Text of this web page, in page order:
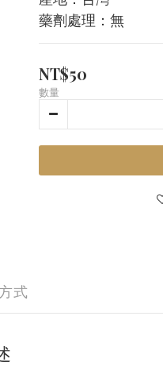
藥劑處理：無
NT$50
數量
式